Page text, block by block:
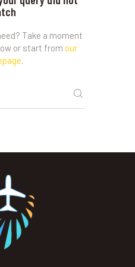
Take a moment
or start from our
.